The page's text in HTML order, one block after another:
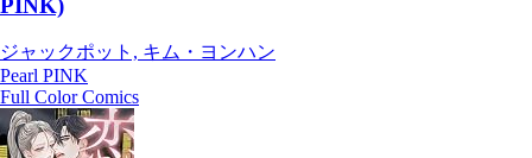
ジャックポット, キム・ヨンハン
Pearl PINK
Full Color Comics